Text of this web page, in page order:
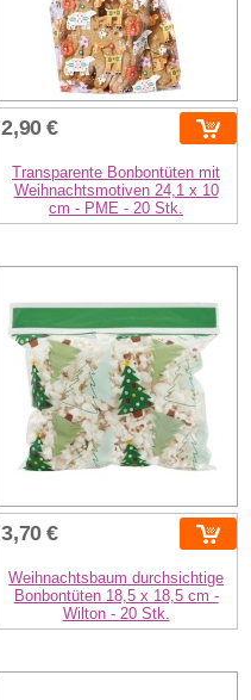
2,90 €
Transparente Bonbontüten mit
Weihnachtsmotiven 24,1 x 10
cm - PME - 20 Stk.
3,70 €
Weihnachtsbaum durchsichtige
Bonbontüten 18,5 x 18,5 cm -
Wilton - 20 Stk.